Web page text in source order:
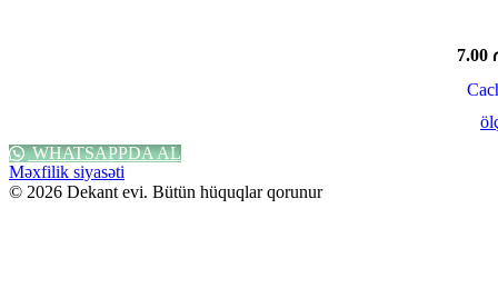
7.00
WHATSAPPDA AL
Məxfilik siyasəti
© 2026 Dekant evi. Bütün hüquqlar qorunur